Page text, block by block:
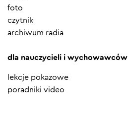
foto
czytnik
archiwum radia
dla nauczycieli i wychowawców
lekcje pokazowe
poradniki video